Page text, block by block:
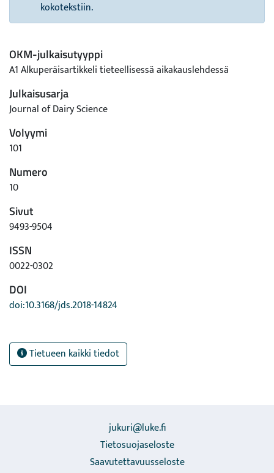
kokotekstiin.
OKM-julkaisutyyppi
A1 Alkuperäisartikkeli tieteellisessä aikakauslehdessä
Julkaisusarja
Journal of Dairy Science
Volyymi
101
Numero
10
Sivut
9493-9504
ISSN
0022-0302
DOI
doi:10.3168/jds.2018-14824
Tietueen kaikki tiedot
jukuri@luke.fi
Tietosuojaseloste
Saavutettavuusseloste